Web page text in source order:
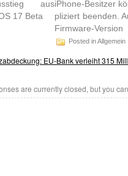
iPhone-Besitzer
pli­ziert beenden.
Firm­ware-Version
Posted in Allgemein
EU-Bank verleiht 315
are currently closed, but you can